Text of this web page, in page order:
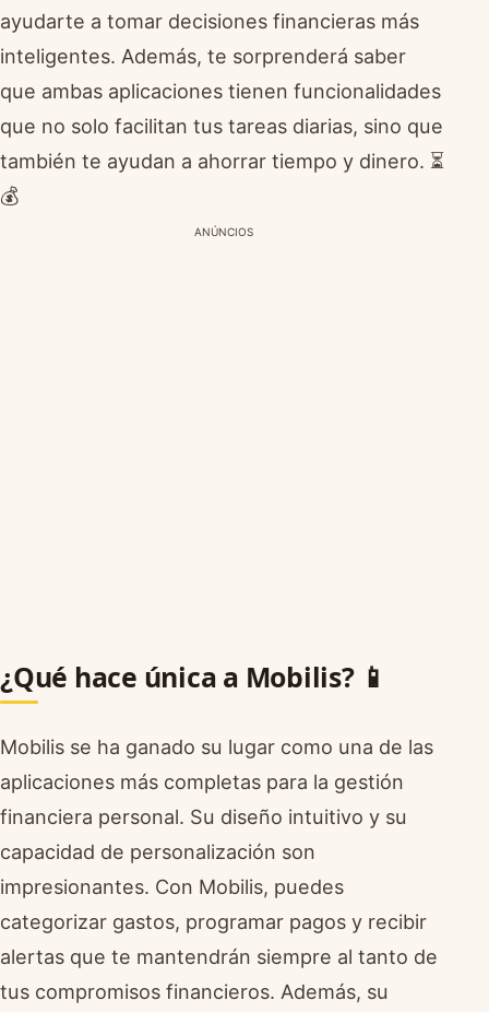
ayudarte a tomar decisiones financieras más
inteligentes. Además, te sorprenderá saber
que ambas aplicaciones tienen funcionalidades
que no solo facilitan tus tareas diarias, sino que
también te ayudan a ahorrar tiempo y dinero. ⏳
💰
ANÚNCIOS
¿Qué hace única a Mobilis? 📱
Mobilis se ha ganado su lugar como una de las
aplicaciones más completas para la gestión
financiera personal. Su diseño intuitivo y su
capacidad de personalización son
impresionantes. Con Mobilis, puedes
categorizar gastos, programar pagos y recibir
alertas que te mantendrán siempre al tanto de
tus compromisos financieros. Además, su